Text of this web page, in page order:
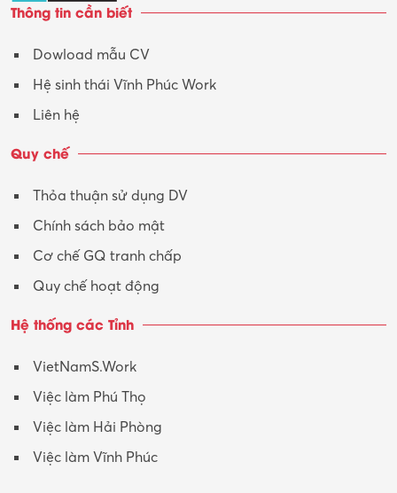
Tư vấn
Tư vấn – Kiến trúc
Y tế-Dược
Thông tin cần biết
Dowload mẫu CV
Hệ sinh thái Vĩnh Phúc Work
Liên hệ
Quy chế
Thỏa thuận sử dụng DV
Chính sách bảo mật
Cơ chế GQ tranh chấp
Quy chế hoạt động
Hệ thống các Tỉnh
VietNamS.Work
Việc làm Phú Thọ
Việc làm Hải Phòng
Việc làm Vĩnh Phúc